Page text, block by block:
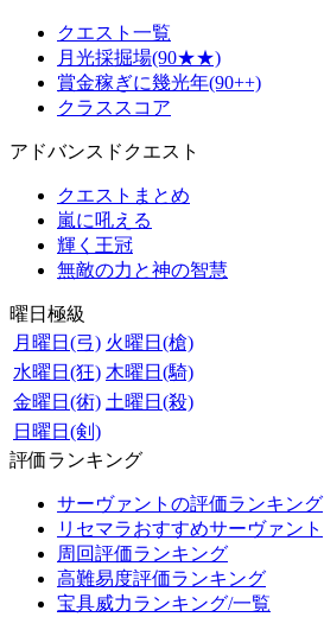
クエスト一覧
月光採掘場(90★★)
賞金稼ぎに幾光年(90++)
クラススコア
アドバンスドクエスト
クエストまとめ
嵐に吼える
輝く王冠
無敵の力と神の智慧
曜日極級
月曜日(弓) 火曜日(槍)
水曜日(狂) 木曜日(騎)
金曜日(術) 土曜日(殺)
日曜日(剣)
評価ランキング
サーヴァントの評価ランキング
リセマラおすすめサーヴァント
周回評価ランキング
高難易度評価ランキング
宝具威力ランキング/一覧